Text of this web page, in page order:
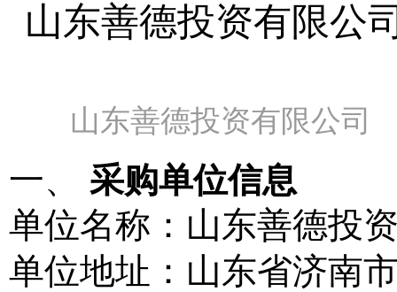
山东善德投资有限公
山东善德投资有限公司
一、 采购单位信息
单位名称：山东善德投
单位地址：山东省济南